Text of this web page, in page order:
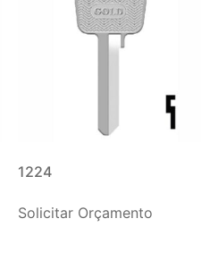
1224
Solicitar Orçamento